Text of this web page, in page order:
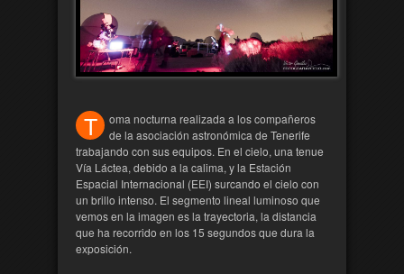
T
oma nocturna realizada a los compañeros
de la asociación astronómica de Tenerife
trabajando con sus equipos. En el cielo, una tenue
Vía Láctea, debido a la calima, y la Estación
Espacial Internacional (EEI) surcando el cielo con
un brillo intenso. El segmento lineal luminoso que
vemos en la imagen es la trayectoria, la distancia
que ha recorrido en los 15 segundos que dura la
exposición.